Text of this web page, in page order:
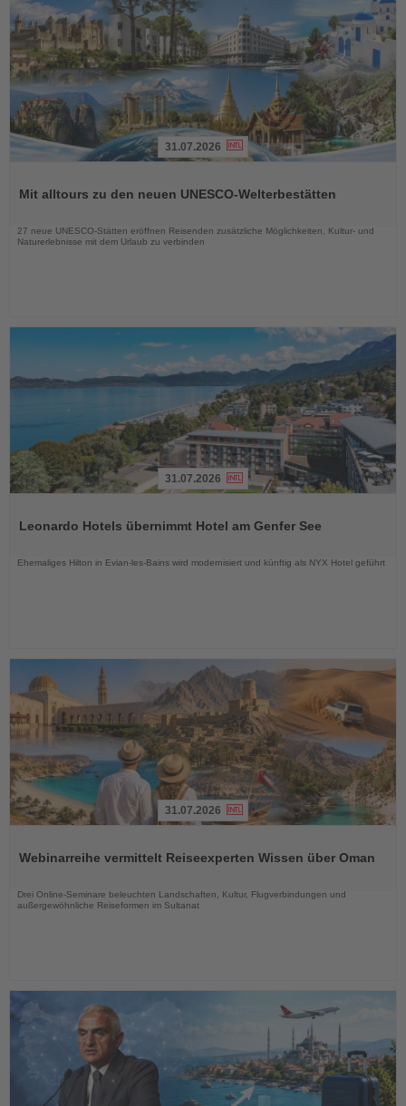
die
31.07.2026
Mit alltours zu den neuen UNESCO-Welterbestätten
27 neue UNESCO-Stätten eröffnen Reisenden zusätzliche Möglichkeiten, Kultur- und
Naturerlebnisse mit dem Urlaub zu verbinden
die
31.07.2026
Leonardo Hotels übernimmt Hotel am Genfer See
Ehemaliges Hilton in Evian-les-Bains wird modernisiert und künftig als NYX Hotel geführt
die
31.07.2026
Webinarreihe vermittelt Reiseexperten Wissen über Oman
Drei Online-Seminare beleuchten Landschaften, Kultur, Flugverbindungen und
außergewöhnliche Reiseformen im Sultanat